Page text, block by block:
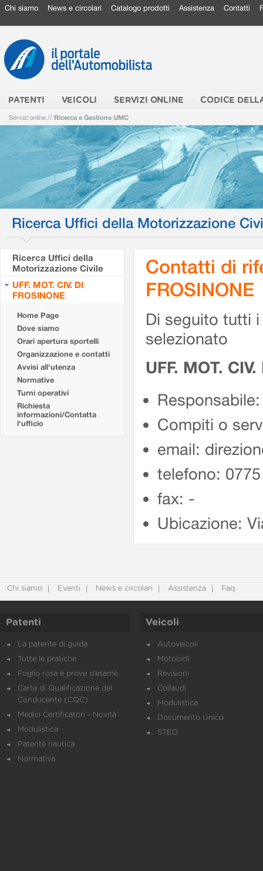
Chi siamo News e circolari Catalogo prodotti Assistenza Contatti
PATENTI VEICOLI SERVIZI ONLINE CODICE
Servizi online // Ricerca e Gestione UMC
Ricerca Uffici della Motorizzazione
Ricerca Uffici della
Motorizzazione Civile
UFF. MOT. CIV. DI
FROSINONE
Home Page
Dove siamo
Orari apertura sportelli
Organizzazione e contatti
Avvisi all'utenza
Normative
Turni operativi
Richiesta
informazioni/Contatta
l'ufficio
Contatti di
FROSINONE
Di seguito tutti
selezionato
UFF. MOT.
Compiti o
email:
telefono:
fax: -
Ubicazione:
Chi siamo Eventi News e circolari Assistenza Faq
Patenti
La patente di guida
Tutte le pratiche
Foglio rosa e prove d’esame
Carta di Qualificazione del
Conducente (CQC)
Medici Certificatori - Novità
Modulistica
Patente nautica
Normativa
Veicoli
Autoveicoli
Motocicli
Revisioni
Collaudi
Modulistica
Documento Unico
STED